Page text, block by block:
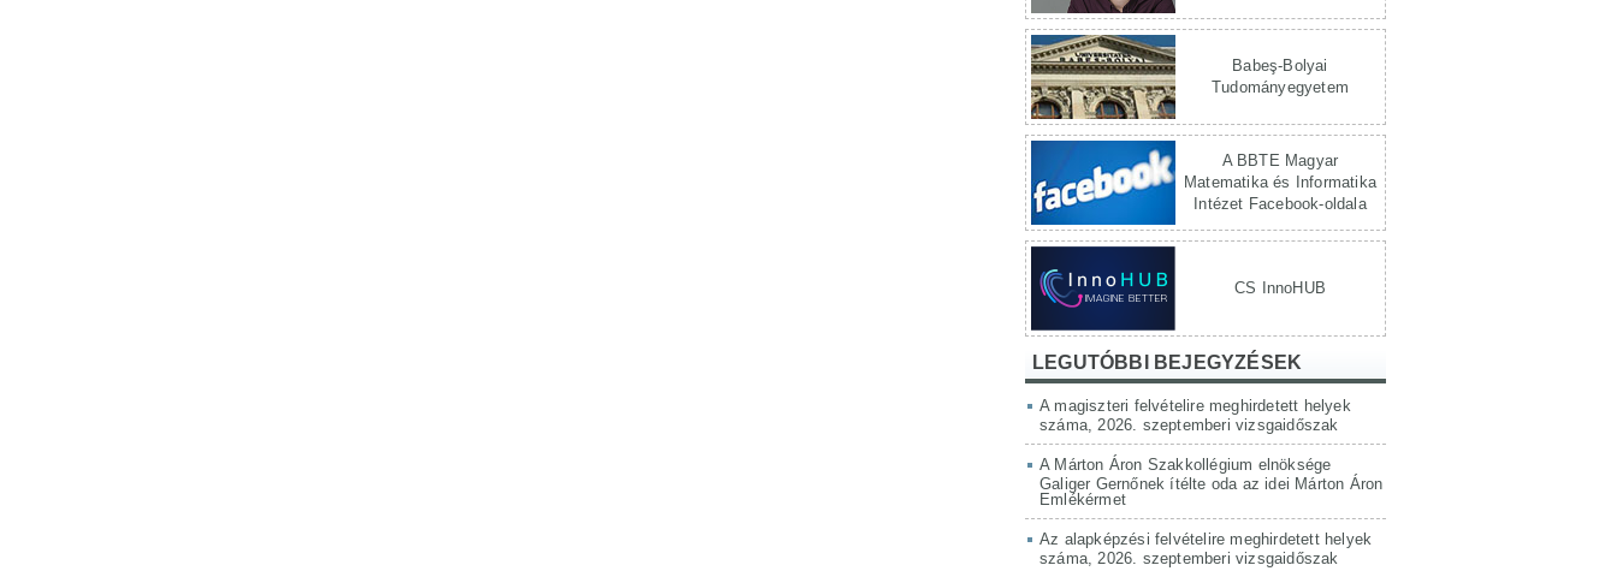
Babeş-Bolyai
Tudományegyetem
A BBTE Magyar
Matematika és Informatika
Intézet Facebook-oldala
CS InnoHUB
LEGUTÓBBI BEJEGYZÉSEK
A magiszteri felvételire meghirdetett helyek
száma, 2026. szeptemberi vizsgaidőszak
A Márton Áron Szakkollégium elnöksége
Galiger Gernőnek ítélte oda az idei Márton Áron
Emlékérmet
Az alapképzési felvételire meghirdetett helyek
száma, 2026. szeptemberi vizsgaidőszak